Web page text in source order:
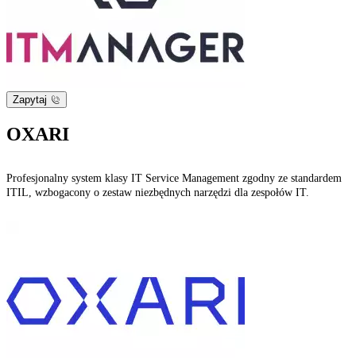
Zapytaj
OXARI
Profesjonalny system klasy IT Service Management zgodny ze standardem
ITIL, wzbogacony o zestaw niezbędnych narzędzi dla zespołów IT.